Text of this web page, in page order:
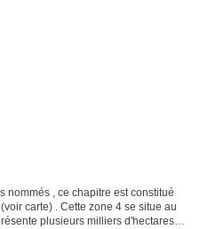
nommés , ce chapitre est constitué
carte) . Cette zone 4 se situe au
plusieurs milliers d'hectares